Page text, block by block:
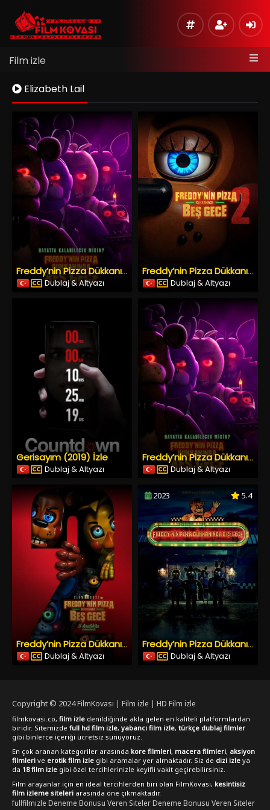
Film izle
Elizabeth Lail
Freddy’nin Pizza Dükkanında Beş Gece (2023) İzle
Dublaj & Altyazı
Freddy’nin Pizza Dükkanında Beş Gece 2 (2025) İzle
Dublaj & Altyazı
Gerisayım (2019) İzle
Dublaj & Altyazı
Freddy’nin Pizza Dükkanında Beş Gece (2023) İzle
Dublaj & Altyazı
Freddy’nin Pizza Dükkanında Beş Gece 2 (2025) İzle
Dublaj & Altyazı
2023 5.4
Freddy’nin Pizza Dükkanında Beş Gece
Dublaj & Altyazı
Copyright © 2024FilmKovası | Film izle | HD Film izle
filmkovasi.co, film izle denildiğinde akla gelen en kaliteli platformlardan
biridir. Sitemizde full hd film izle, yabancı film izle, türkçe dublaj filmler
gibi binlerce içeriği ücretsiz sunuyoruz.
En çok aranan kategoriler arasında kore filmleri, macera filmleri, aksiyon
filmleri ve erotik film izle gibi aramalar yer almaktadır. Siz de dizi izle ya
da 18 film izle gibi özel tercihlerinizle keyifli vakit geçirebilirsiniz.
Film arayanlar için en ideal tercihlerden biri olan FilmKovası, kesintisiz
film izleme siteleri arasında öne çıkmaktadır.
fullfilmizle Deneme Bonusu Veren SitelerDeneme Bonusu Veren Siteler